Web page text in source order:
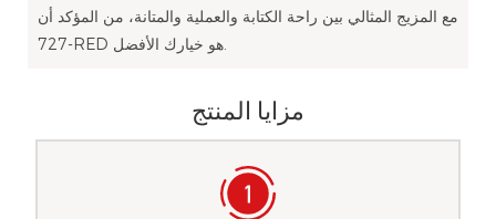
مع المزيج المثالي بين راحة الكتابة والعملية والمتانة، من المؤكد أن
727-RED هو خيارك الأفضل.
مزايا المنتج